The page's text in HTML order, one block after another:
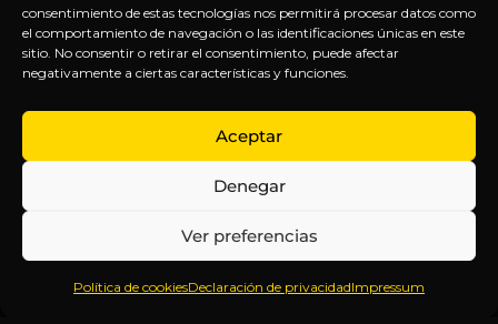
consentimiento de estas tecnologías nos permitirá procesar datos como
el comportamiento de navegación o las identificaciones únicas en este
sitio. No consentir o retirar el consentimiento, puede afectar
negativamente a ciertas características y funciones.
Aceptar
Denegar
Ver preferencias
Política de cookiesDeclaración de privacidadImpressum
Inteligencia
Anticipándonos
EXPLORA
Inicio
Sobre
Contenido
Webinars
LEGAL
Política
de
Términos y
Aviso
SÍGUENOS